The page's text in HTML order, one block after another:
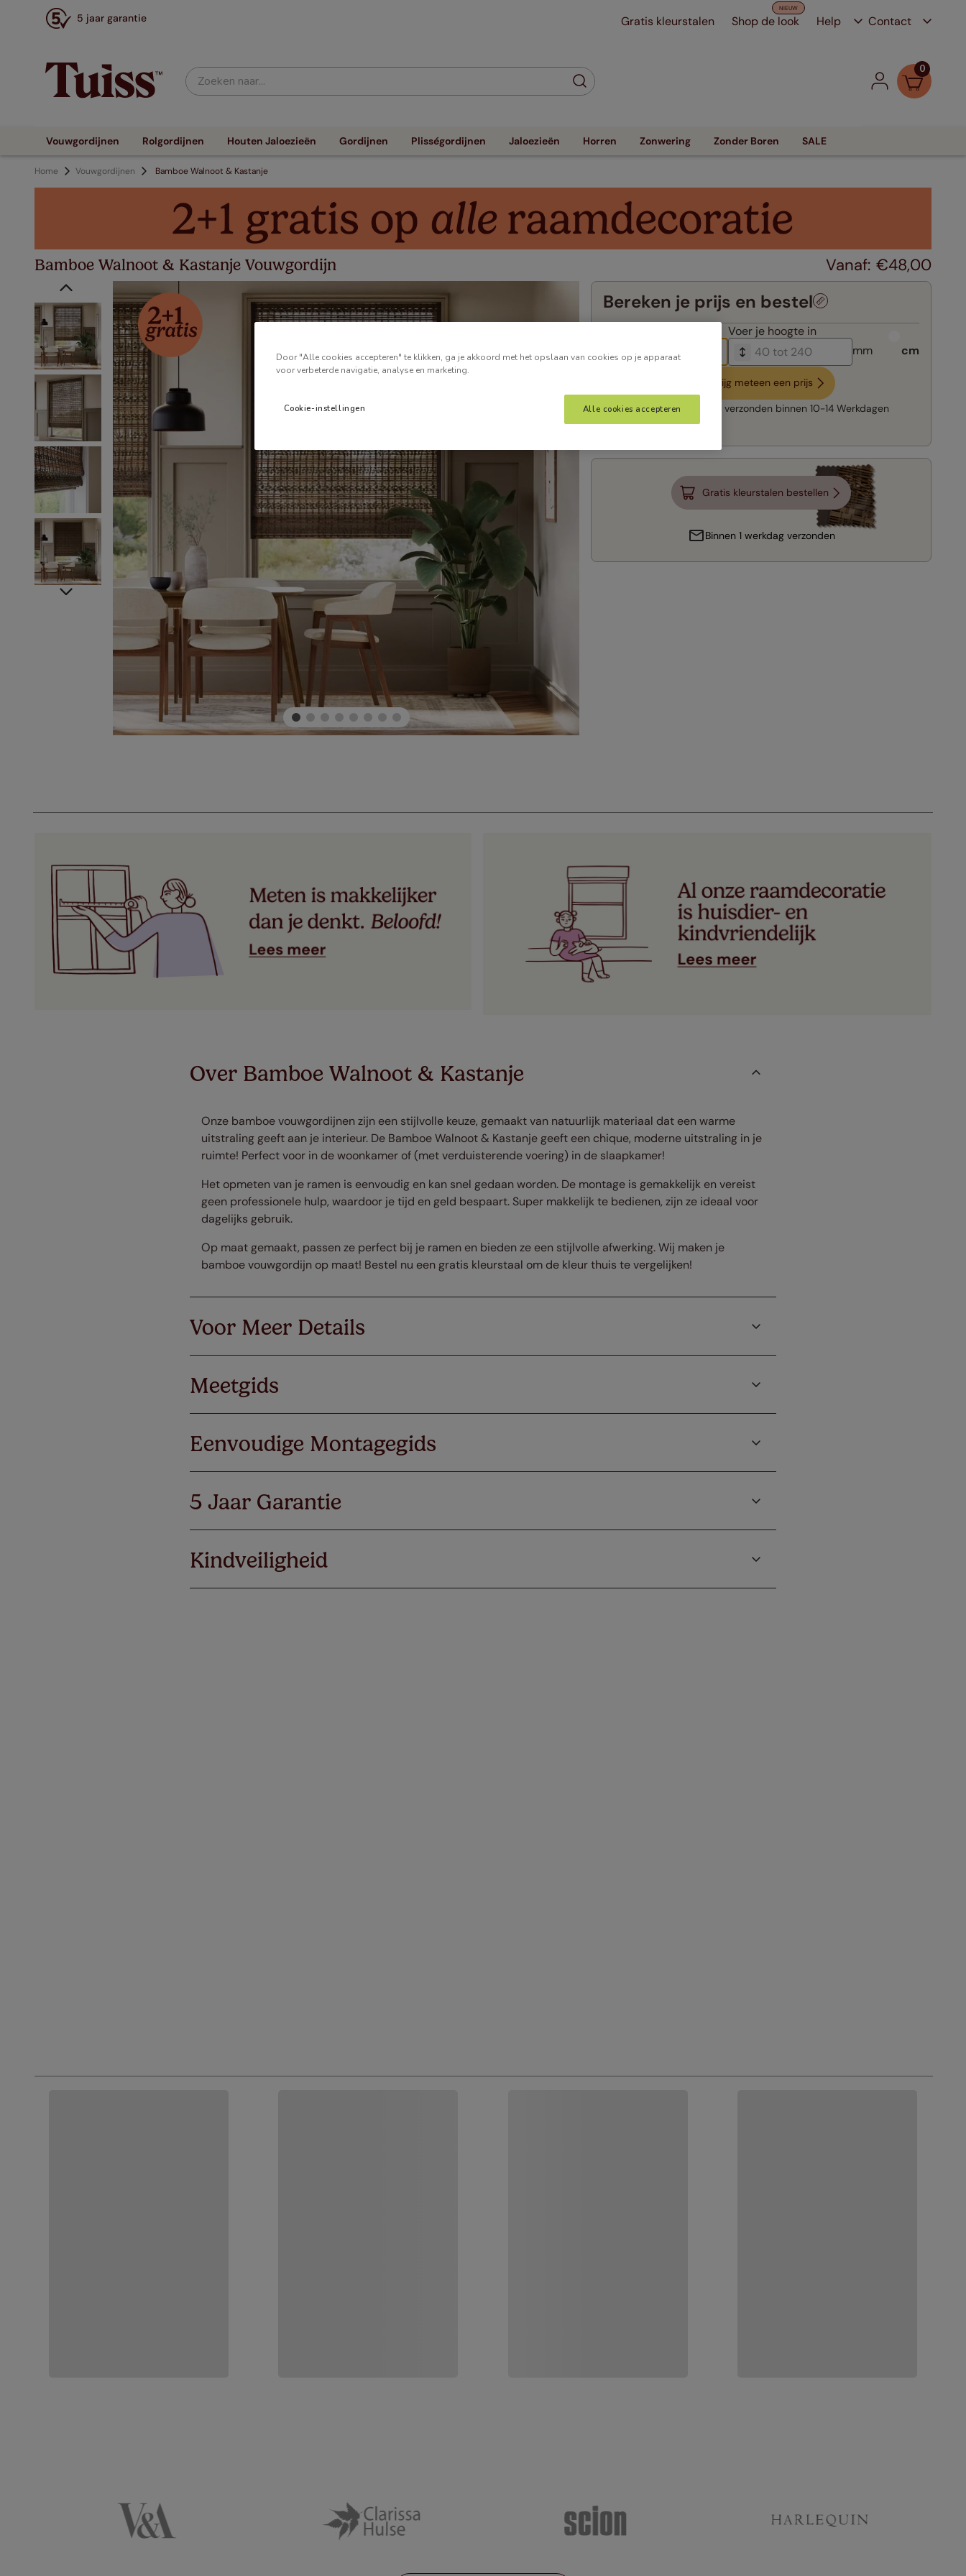
5 jaar garantie Gratis kleurstalen Shop de look Help Contact
Zoeken naar... 0
Vouwgordijnen Rolgordijnen Houten Jaloezieën Gordijnen Plisségordijnen Jaloezieën Horren Zonwering Zonder Boren SALE
Home Vouwgordijnen Bamboe Walnoot & Kastanje
Bamboe Walnoot & Kastanje Vouwgordijn €48,00
Bereken je prijs en bestel
Voer je hoogte in
mm
cm
Krijg meteen een prijs
Snelle levering:
verzonden binnen 10-14 Werkdagen
Gratis kleurstalen bestellen
Binnen 1 werkdag verzonden
Over Bamboe Walnoot & Kastanje
Onze bamboe vouwgordijnen zijn een stijlvolle keuze, gemaakt van natuurlijk materiaal dat een warme
uitstraling geeft aan je interieur. De Bamboe Walnoot & Kastanje geeft een chique, moderne uitstraling in je
ruimte! Perfect voor in de woonkamer of (met verduisterende voering) in de slaapkamer!
Het opmeten van je ramen is eenvoudig en kan snel gedaan worden. De montage is gemakkelijk en vereist
geen professionele hulp, waardoor je tijd en geld bespaart. Super makkelijk te bedienen, zijn ze ideaal voor
dagelijks gebruik.
Op maat gemaakt, passen ze perfect bij je ramen en bieden ze een stijlvolle afwerking. Wij maken je
bamboe vouwgordijn op maat! Bestel nu een gratis kleurstaal om de kleur thuis te vergelijken!
Voor Meer Details
Meetgids
Eenvoudige Montagegids
5 Jaar Garantie
Kindveiligheid
Door "Alle cookies accepteren" te klikken, ga je akkoord met het opslaan van cookies op je apparaat
voor verbeterde navigatie, analyse en marketing.
Cookie-instellingen Alle cookies accepteren